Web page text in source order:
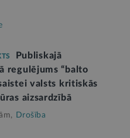
Publiskajā
regulējums “balto
valsts kritiskās
aizsardzībā
Drošība